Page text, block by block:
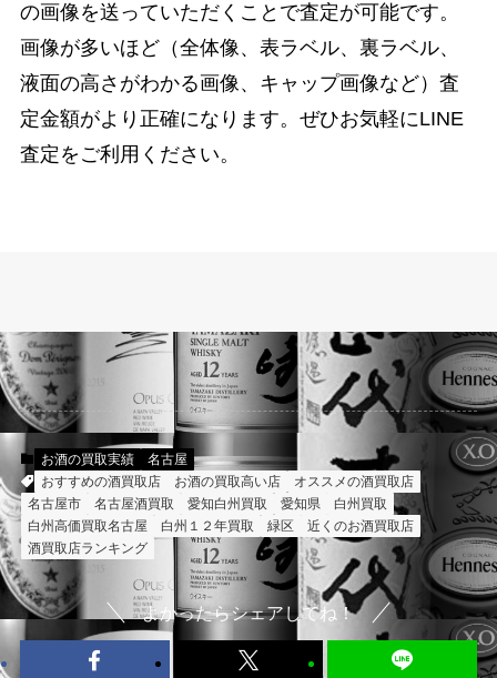
の画像を送っていただくことで査定が可能です。
画像が多いほど（全体像、表ラベル、裏ラベル、
液面の高さがわかる画像、キャップ画像など）査
定金額がより正確になります。ぜひお気軽にLINE
査定をご利用ください。
お酒の買取実績
名古屋
おすすめの酒買取店
お酒の買取高い店
オススメの酒買取店
名古屋市
名古屋酒買取 愛知白州買取 愛知県
白州買取
白州高価買取名古屋
白州１２年買取 緑区
近くのお酒買取店
酒買取店ランキング
よかったらシェアしてね！